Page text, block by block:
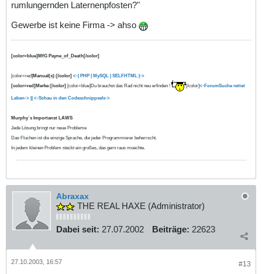
rumlungernden Laternenpfosten?"
Gewerbe ist keine Firma -> ahso
[color=blue]MfG Payne_of_Death[/color]
[color=red]Manual(s):[/color] <-| PHP | MySQL | SELFHTML |->
[color=red]Merke:[/color] [color=blue]Du brauchst das Rad nicht neu erfinden ! [/color]<-ForumSuche rettet
Leben-> || <-Schau in den Codeschnippsels->
Murphy`s Importanst LAWS
Jede Lösung bringt nur neue Probleme
Das Fluchen ist die einzige Sprache, die jeder Programmierer beherrscht.
In jedem kleinen Problem steckt ein großes, das gern raus moechte.
Abraxax
THE REAL HAXE (Administrator)
Dabei seit: 27.07.2002 Beiträge: 22623
#13
27.10.2003, 16:57